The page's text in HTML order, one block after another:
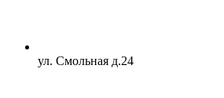
ул. Смольная д.24